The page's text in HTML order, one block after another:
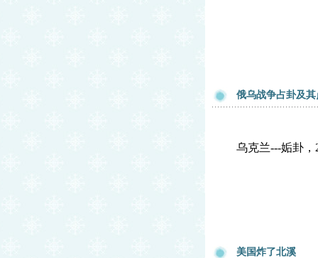
俄乌战争占卦及其
乌克兰---姤卦
美国炸了北溪